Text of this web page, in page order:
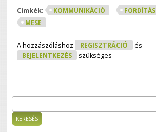
Címkék:
KOMMUNIKÁCIÓ
FORDÍTÁS
MESE
A hozzászóláshoz REGISZTRÁCIÓ
és
BEJELENTKEZÉS
szükséges
Keresés űrlap